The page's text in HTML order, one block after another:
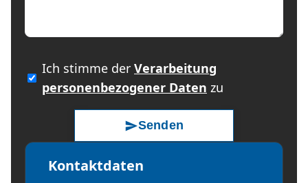
Ich stimme der Verarbeitung
personenbezogener Daten zu
Senden
Kontaktdaten